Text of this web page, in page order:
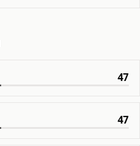
47
47